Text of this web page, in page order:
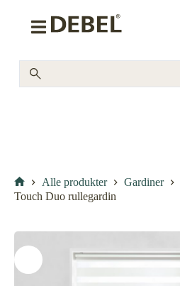
Alle produkter Gardiner
Touch Duo rullegardin